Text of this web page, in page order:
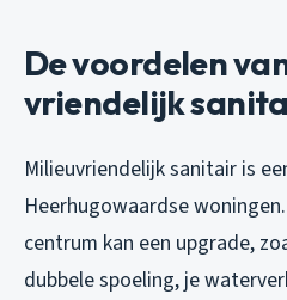
De voordelen
vriendelijk
Milieuvriendelijk sanitair is
Heerhugowaardse
centrum kan een upgrade,
dubbele spoeling, je